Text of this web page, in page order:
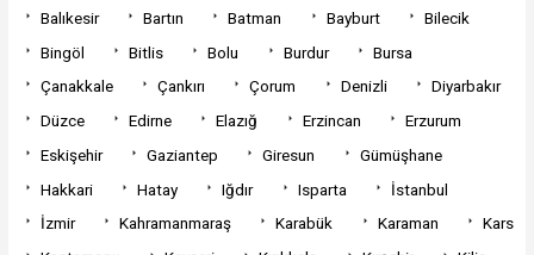
Balıkesir
Bartın Batman Bayburt
Bilecik
Bingöl
Bitlis Bolu Burdur
Bursa
Çanakkale
Çankırı Çorum Denizli
Diyarbakır
Düzce
Edirne Elazığ Erzincan
Erzurum
Eskişehir
Gaziantep Giresun
Gümüşhane
Hakkari
Hatay Iğdır Isparta
İstanbul
İzmir
Kahramanmaraş Karabük Karaman
Kars